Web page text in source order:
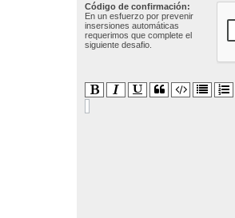
Código de confirmación:
En un esfuerzo por prevenir
insersiones automáticas
requerimos que complete el
siguiente desafio.